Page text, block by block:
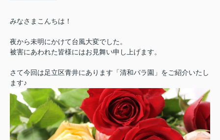
みなさまこんちは！
夜から未明にかけて台風大変でした。
被害にあわれた皆様にはお見舞い申し上げます。
さて今回は足立区青井にあります「清和バラ園」をご紹介いたし
ます♪